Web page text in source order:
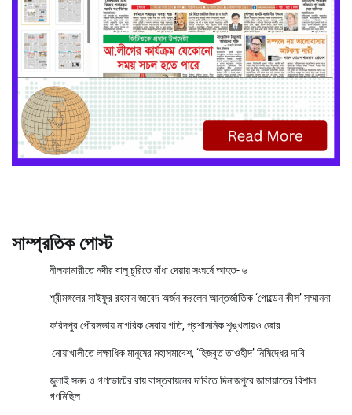
সাম্প্রতিক পোস্ট
নীলফামারীতে নদীর বালু চুরিতে বাঁধা দেয়ায় সংঘর্ষে আহত- ৬
শ্রীমঙ্গলের সাইফুর রহমান জাবেদ অর্জন করলেন আন্তর্জাতিক ‘গোল্ডেন কীস’ সম্মাননা
ফরিদপুর পৌরসভায় নাগরিক সেবায় গতি, প্রশাসনিক শৃঙ্খলায়ও জোর
নোয়াখালীতে লক্ষাধিক মানুষের মহাসমাবেশ, ‘হিজবুত তাওহীদ’ নিষিদ্ধের দাবি
জুলাই সনদ ও গণভোটের রায় বাস্তবায়নের দাবিতে দিনাজপুরে জামায়াতের বিশাল
গণমিছিল